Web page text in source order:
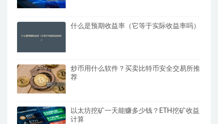
什么是预期收益率（它等于实际收益率吗）
炒币用什么软件？买卖比特币安全交易所推
荐
以太坊挖矿一天能赚多少钱？ETH挖矿收益
计算